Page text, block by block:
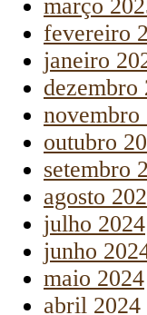
março
fevereiro
janeiro
dezembro
novembro
outubro
setembro
agosto
julho 2024
junho
maio 2024
abril 2024